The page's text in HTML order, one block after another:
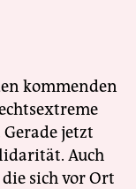
kommenden
jetzt
Auch
sich vor Ort